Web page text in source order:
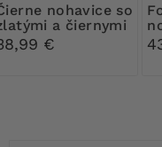
so
a čiernymi
€
Formálne